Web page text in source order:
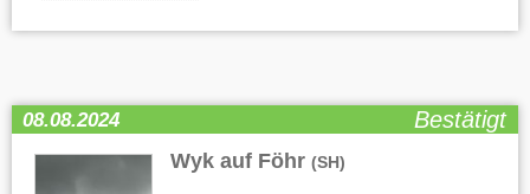
08.08.2024 Bestätigt
Wyk auf Föhr (SH)